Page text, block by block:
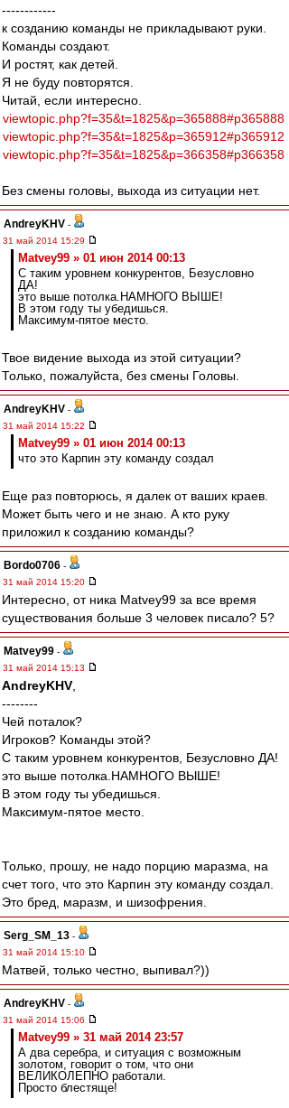
------------
к созданию команды не прикладывают руки.
Команды создают.
И ростят, как детей.
Я не буду повторятся.
Читай, если интересно.
viewtopic.php?f=35&t=1825&p=365888#p365888
viewtopic.php?f=35&t=1825&p=365912#p365912
viewtopic.php?f=35&t=1825&p=366358#p366358
Без смены головы, выхода из ситуации нет.
AndreyKHV -
31 май 2014 15:29
Matvey99 » 01 июн 2014 00:13
С таким уровнем конкурентов, Безусловно
ДА!
это выше потолка.НАМНОГО ВЫШЕ!
В этом году ты убедишься.
Максимум-пятое место.
Твое видение выхода из этой ситуации?
Только, пожалуйста, без смены Головы.
AndreyKHV -
31 май 2014 15:22
Matvey99 » 01 июн 2014 00:13
что это Карпин эту команду создал
Еще раз повторюсь, я далек от ваших краев.
Может быть чего и не знаю. А кто руку
приложил к созданию команды?
Bordo0706 -
31 май 2014 15:20
Интересно, от ника Matvey99 за все время
существования больше 3 человек писало? 5?
Matvey99 -
31 май 2014 15:13
AndreyKHV
--------
Чей поталок?
Игроков? Команды этой?
С таким уровнем конкурентов, Безусловно ДА!
это выше потолка.НАМНОГО ВЫШЕ!
В этом году ты убедишься.
Максимум-пятое место.
Только, прошу, не надо порцию маразма, на
счет того, что это Карпин эту команду создал.
Это бред, маразм, и шизофрения.
Serg_SM_13 -
31 май 2014 15:10
Матвей, только честно, выпивал?))
AndreyKHV -
31 май 2014 15:06
Matvey99 » 31 май 2014 23:57
А два серебра, и ситуация с возможным
золотом, говорит о том, что они
ВЕЛИКОЛЕПНО работали.
Просто блестяще!